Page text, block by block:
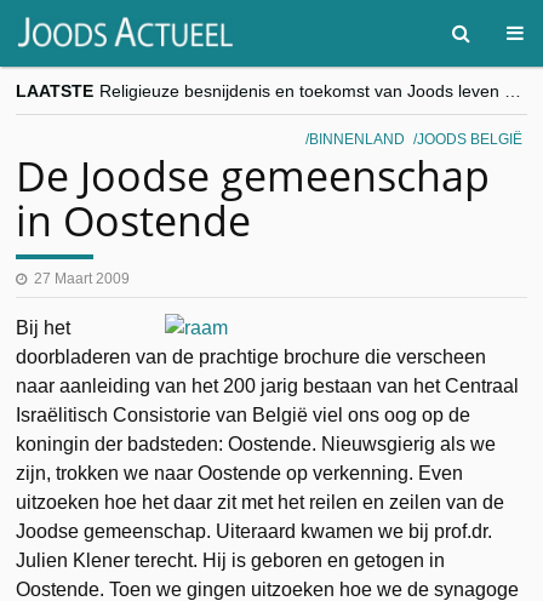
LAATSTE
“Besnijdenisdebat toont hoe moeilijk seculiere Westen minderheden begrijpt”, Jinnih Beels (Vooruit)
CITYTRIP | ROEMENIË – Boekarest: de verrassing van Oost-Europa
BINNENLAND JOODS BELGIË
De Joodse gemeenschap
in Oostende
27 Maart 2009
Bij het
doorbladeren van de prachtige brochure die verscheen
naar aanleiding van het 200 jarig bestaan van het Centraal
Israëlitisch Consistorie van België viel ons oog op de
koningin der badsteden: Oostende. Nieuwsgierig als we
zijn, trokken we naar Oostende op verkenning. Even
uitzoeken hoe het daar zit met het reilen en zeilen van de
Joodse gemeenschap. Uiteraard kwamen we bij prof.dr.
Julien Klener terecht. Hij is geboren en getogen in
Oostende. Toen we gingen uitzoeken hoe we de synagoge